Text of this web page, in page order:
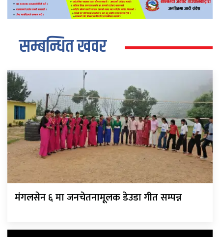
सम्बन्धित खवर
मंगलसेन ६ मा जनचेतनामूलक डेउडा गीत सम्पन्न